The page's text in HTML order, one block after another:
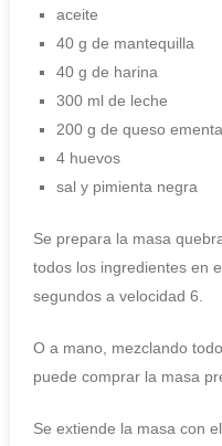
aceite
40 g de mantequilla
40 g de harina
300 ml de leche
200 g de queso
4 huevos
sal y pimienta negra
Se prepara la masa
todos los ingredientes en
segundos a velocidad 6.
O a mano, mezclando
puede comprar la masa
Se extiende la masa con